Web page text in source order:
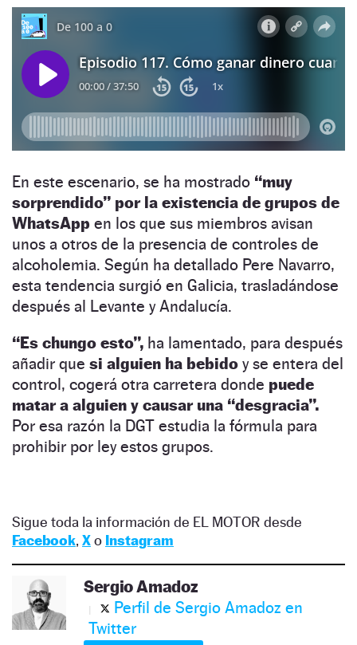
En este escenario, se ha mostrado “muy
sorprendido” por la existencia de grupos de
WhatsApp en los que sus miembros avisan
unos a otros de la presencia de controles de
alcoholemia. Según ha detallado Pere Navarro,
esta tendencia surgió en Galicia, trasladándose
después al Levante y Andalucía.
“Es chungo esto”, ha lamentado, para después
añadir que si alguien ha bebido y se entera del
control, cogerá otra carretera donde puede
matar a alguien y causar una “desgracia”.
Por esa razón la DGT estudia la fórmula para
prohibir por ley estos grupos.
Sigue toda la información de EL MOTOR desde
Facebook, Xo Instagram
Sergio Amadoz
Perfil de Sergio Amadoz en
Twitter